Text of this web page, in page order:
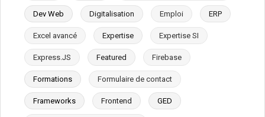
Dev Web Digitalisation Emploi ERP
Excel avancé Expertise Expertise SI
Express.JS Featured Firebase
Formations Formulaire de contact
Frameworks Frontend GED